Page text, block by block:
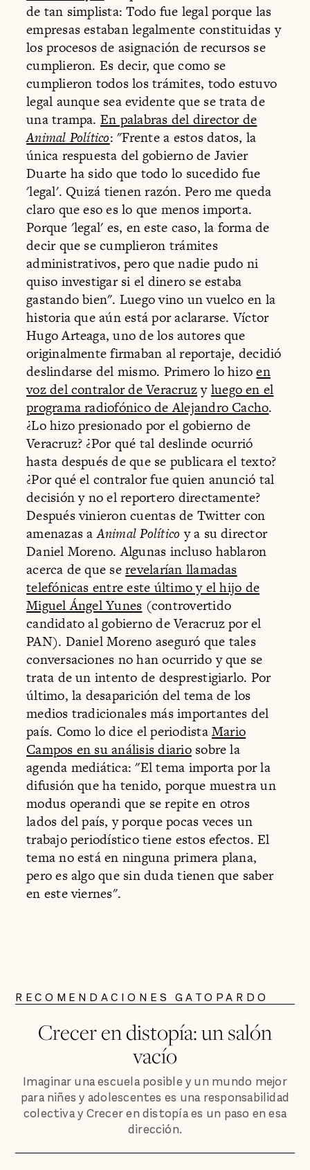
de tan simplista: Todo fue legal porque las
empresas estaban legalmente constituidas y
los procesos de asignación de recursos se
cumplieron. Es decir, que como se
cumplieron todos los trámites, todo estuvo
legal aunque sea evidente que se trata de
una trampa. En palabras del director de
Animal Político: "Frente a estos datos, la
única respuesta del gobierno de Javier
Duarte ha sido que todo lo sucedido fue
'legal'. Quizá tienen razón. Pero me queda
claro que eso es lo que menos importa.
Porque 'legal' es, en este caso, la forma de
decir que se cumplieron trámites
administrativos, pero que nadie pudo ni
quiso investigar si el dinero se estaba
gastando bien". Luego vino un vuelco en la
historia que aún está por aclararse. Víctor
Hugo Arteaga, uno de los autores que
originalmente firmaban al reportaje, decidió
deslindarse del mismo. Primero lo hizoen
voz del contralor de Veracruzyluego en el
programa radiofónico de Alejandro Cacho.
¿Lo hizo presionado por el gobierno de
Veracruz? ¿Por qué tal deslinde ocurrió
hasta después de que se publicara el texto?
¿Por qué el contralor fue quien anunció tal
decisión y no el reportero directamente?
Después vinieron cuentas de Twitter con
amenazas aAnimal Político y a su director
Daniel Moreno. Algunas incluso hablaron
acerca de que serevelarían llamadas
telefónicas entre este último y el hijo de
Miguel Ángel Yunes (controvertido
candidato al gobierno de Veracruz por el
PAN). Daniel Moreno aseguró que tales
conversaciones no han ocurrido y que se
trata de un intento de desprestigiarlo. Por
último, la desaparición del tema de los
medios tradicionales más importantes del
país. Como lo dice el periodistaMario
Campos en su análisis diariosobre la
agenda mediática: "El tema importa por la
difusión que ha tenido, porque muestra un
modus operandi que se repite en otros
lados del país, y porque pocas veces un
trabajo periodístico tiene estos efectos. El
tema no está en ninguna primera plana,
pero es algo que sin duda tienen que saber
en este viernes".
RECOMENDACIONES GATOPARDO
Crecer en distopía: un salón
vacío
Imaginar una escuela posible y un mundo mejor
para niñes y adolescentes es una responsabilidad
colectiva y Crecer en distopía es un paso en esa
dirección.